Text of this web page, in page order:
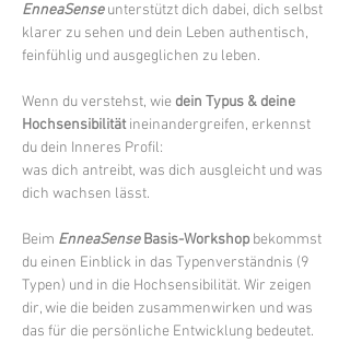
EnneaSense unterstützt dich dabei, dich selbst
klarer zu sehen und dein Leben authentisch,
feinfühlig und ausgeglichen zu leben.
Wenn du verstehst, wie dein Typus & deine
Hochsensibilität ineinandergreifen, erkennst
du dein Inneres Profil:
was dich antreibt, was dich ausgleicht und was
dich wachsen lässt.
Beim EnneaSense Basis-Workshop bekommst
du einen Einblick in das Typenverständnis (9
Typen) und in die Hochsensibilität. Wir zeigen
dir, wie die beiden zusammenwirken und was
das für die persönliche Entwicklung bedeutet.